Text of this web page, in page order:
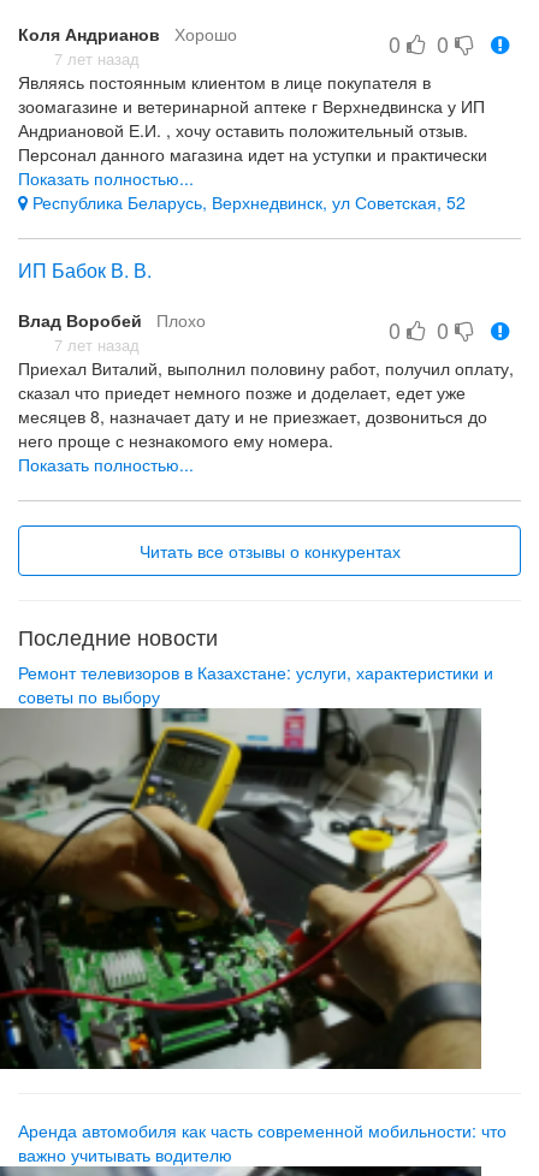
Коля Андрианов Хорошо
7 лет назад 0 0
Являясь постоянным клиентом в лице покупателя в
зоомагазине и ветеринарной аптеке г Верхнедвинска у ИП
Андриановой Е.И. , хочу оставить положительный отзыв.
Персонал данного магазина идет на уступки и практически
любые требования своих покупателей.Ассортимент товара
почти на отлично, чуть не дотягиват до 5 в связи с
работают честно,проводят различные акции и делают
консультации по мере своих возможностей(хотя в других вет
аптеках платят деньги за обращение по поводу болезней
своего питомца). Режим работы данного торгового объекта
устраивает не полностью-понедельник выходной.Хочу,что бы
на это обратили внимание.Плюс помещение не очень
большое, а товара много. Желаю им расширения и улучшения
условий работы
Показать полностью...
Республика Беларусь, Верхнедвинск, ул Советская, 52
ИП Бабок В. В.
Влад Воробей Плохо
7 лет назад 0 0
Приехал Виталий, выполнил половину работ, получил оплату,
сказал что приедет немного позже и доделает, едет уже
месяцев 8, назначает дату и не приезжает, дозвониться до
него проще с незнакомого ему номера.
выше
выше
Показать полностью...
Читать все отзывы о конкурентах
Последние новости
Ремонт телевизоров в Казахстане: услуги, характеристики и
советы по выбору
Аренда автомобиля как часть современной мобильности: что
важно учитывать водителю